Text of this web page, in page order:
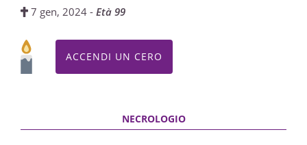
7 gen, 2024 -Età 99
ACCENDI UN CERO